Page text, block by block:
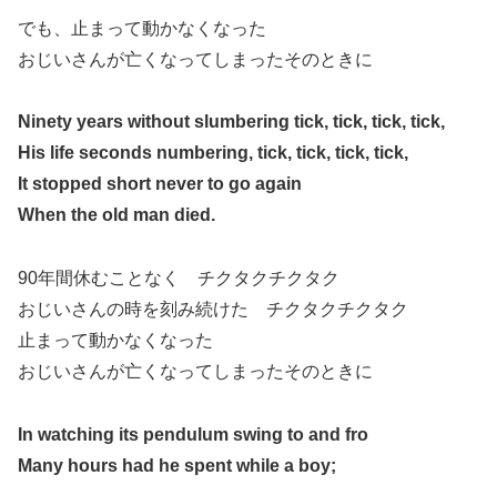
でも、止まって動かなくなった
おじいさんが亡くなってしまったそのときに
Ninety years without slumbering tick, tick, tick, tick,
His life seconds numbering, tick, tick, tick, tick,
It stopped short never to go again
When the old man died.
90年間休むことなく チクタクチクタク
おじいさんの時を刻み続けた チクタクチクタク
止まって動かなくなった
おじいさんが亡くなってしまったそのときに
In watching its pendulum swing to and fro
Many hours had he spent while a boy;